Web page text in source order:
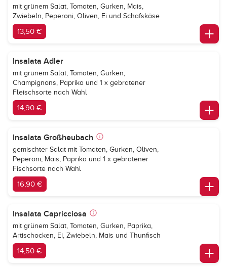
mit grünem Salat, Tomaten, Gurken, Mais,
Zwiebeln, Peperoni, Oliven, Ei und Schafskäse
13,50 €
Insalata Adler
mit grünem Salat, Tomaten, Gurken,
Champignons, Paprika und 1 x gebratener
Fleischsorte nach Wahl
14,90 €
Insalata Großheubach
gemischter Salat mit Tomaten, Gurken, Oliven,
Peperoni, Mais, Paprika und 1 x gebratener
Fischsorte nach Wahl
16,90 €
Insalata Capricciosa
mit grünem Salat, Tomaten, Gurken, Paprika,
Artischocken, Ei, Zwiebeln, Mais und Thunfisch
14,50 €